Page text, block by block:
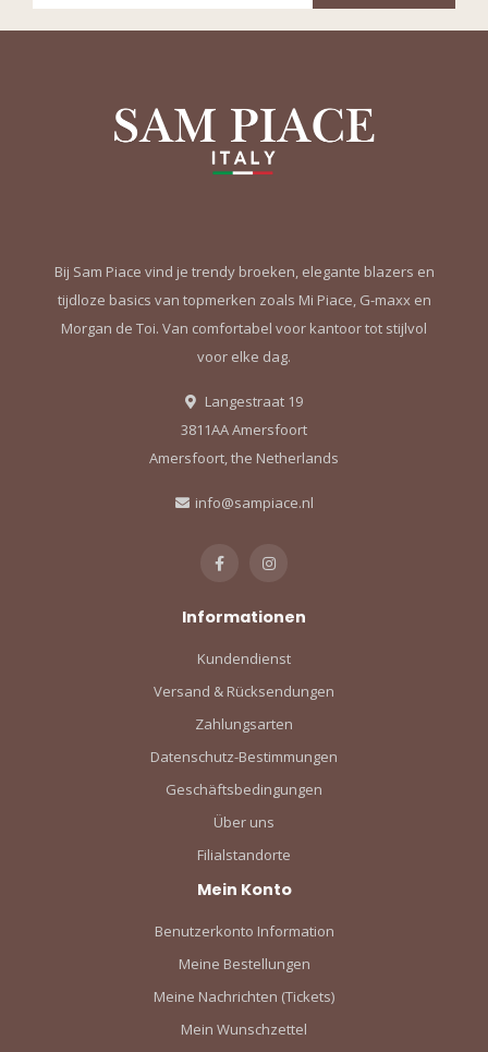
Bij Sam Piace vind je trendy broeken, elegante blazers en
tijdloze basics van topmerken zoals Mi Piace, G-maxx en
Morgan de Toi. Van comfortabel voor kantoor tot stijlvol
voor elke dag.
Langestraat 19
3811AA Amersfoort
Amersfoort, the Netherlands
info@sampiace.nl
Informationen
Kundendienst
Versand & Rücksendungen
Zahlungsarten
Datenschutz-Bestimmungen
Geschäftsbedingungen
Über uns
Filialstandorte
Mein Konto
Benutzerkonto Information
Meine Bestellungen
Meine Nachrichten (Tickets)
Mein Wunschzettel